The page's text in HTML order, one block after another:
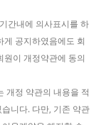
간내에 의사표시를 하
공지하였음에도 회
이 개정약관에 동의
개정 약관의 내용을 적
니다. 다만, 기존 약관